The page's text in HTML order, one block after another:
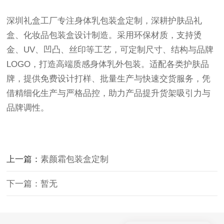
深圳礼盒工厂专注身体乳包装盒定制，深耕护肤品礼
盒、化妆品包装盒设计制造。采用环保材质，支持烫
金、UV、凹凸、丝印等工艺，可定制尺寸、结构与品牌
LOGO，打造高端质感身体乳外包装。适配各类护肤品
牌，提供免费设计打样、批量生产与快速交货服务，凭
借精细化生产与严格品控，助力产品提升货架吸引力与
品牌调性。
上一篇：素颜霜包装盒定制
下一篇：暂无